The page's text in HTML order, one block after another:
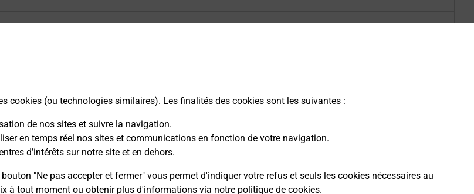
cookies (ou technologies similaires). Les finalités des cookies sont les suivantes :
de nos sites et suivre la navigation.
en temps réel nos sites et communications en fonction de votre navigation.
d’intérêts sur notre site et en dehors.
"Ne pas accepter et fermer" vous permet d'indiquer votre refus et seuls les cookies nécessaires au
à tout moment ou obtenir plus d'informations via notre politique de cookies.
quotidien ?
quelles conditions ?